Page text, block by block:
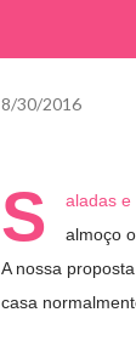
8/30/2016
S
aladas e
almoço
A nossa
casa